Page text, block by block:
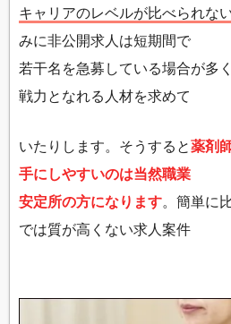
キャリアのレベルが比べられな
みに非公開求人は短期間で
若干名を急募している場合が多
戦力となれる人材を求めて
いたりします。そうすると薬剤
手にしやすいのは当然職業
安定所の方になります。簡単に
では質が高くない求人案件